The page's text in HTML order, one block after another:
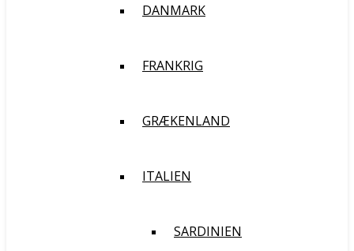
DANMARK
FRANKRIG
GRÆKENLAND
ITALIEN
SARDINIEN